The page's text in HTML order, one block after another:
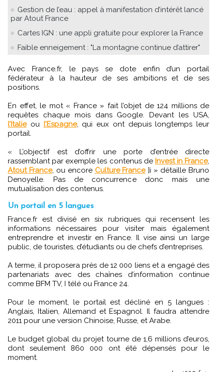
Gestion de l’eau : appel à manifestation d’intérêt lancé
par Atout France
Cartes IGN : une appli gratuite pour explorer la France
Faible enneigement : "La montagne continue d’attirer"
Avec France.fr, le pays se dote enfin d’un portail
fédérateur à la hauteur de ses ambitions et de ses
positions.
En effet, le mot « France » fait l’objet de 124 millions de
requêtes chaque mois dans Google. Devant les USA,
l’Italieou l’Espagne, qui eux ont depuis longtemps leur
portail.
« L’objectif est d’offrir une porte d’entrée directe
rassemblant par exemple les contenus de Invest in France,
Atout France, ou encore Culture France]i » détaille Bruno
Denoyelle. Pas de concurrence donc mais une
mutualisation des contenus.
Un portail en 5 langues
France.fr est divisé en six rubriques qui recensent les
informations nécessaires pour visiter mais également
entreprendre et investir en France. Il vise ainsi un large
public, de touristes, d’étudiants ou de chefs d’entreprises.
A terme, il proposera près de 12 000 liens et a engagé des
partenariats avec des chaînes d’information continue
comme BFM TV, I télé ou France 24.
Pour le moment, le portail est décliné en 5 langues :
Anglais, Italien, Allemand et Espagnol. Il faudra attendre
2011 pour une version Chinoise, Russe, et Arabe.
Le budget global du projet tourne de 1,6 millions d’euros,
dont seulement 860 000 ont été dépensés pour le
moment.